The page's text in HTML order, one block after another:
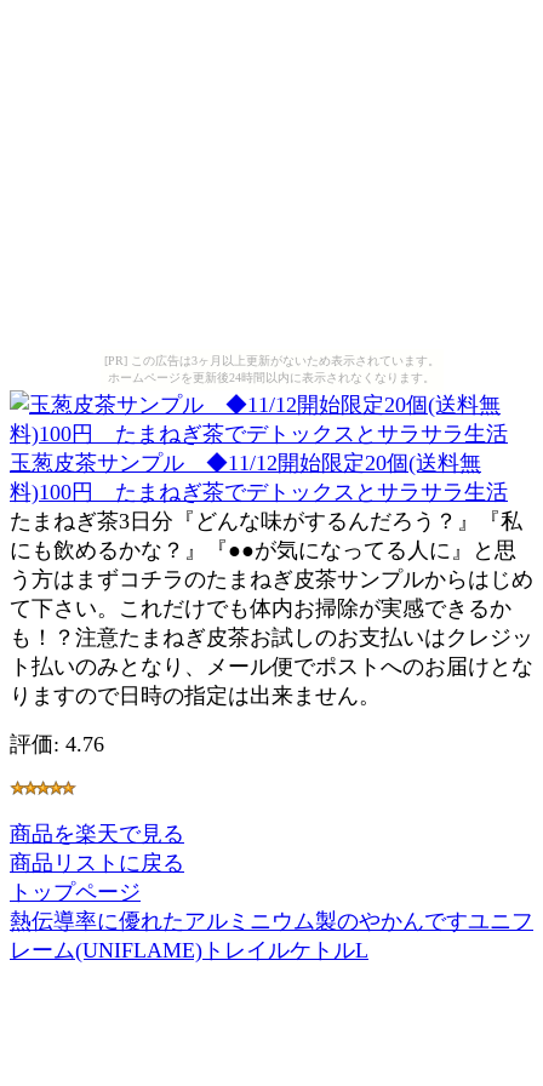
[PR] この広告は3ヶ月以上更新がないため表示されています。
ホームページを更新後24時間以内に表示されなくなります。
玉葱皮茶サンプル ◆11/12開始限定20個(送料無
料)100円 たまねぎ茶でデトックスとサラサラ生活
たまねぎ茶3日分『どんな味がするんだろう？』『私
にも飲めるかな？』『●●が気になってる人に』と思
う方はまずコチラのたまねぎ皮茶サンプルからはじめ
て下さい。これだけでも体内お掃除が実感できるか
も！？注意たまねぎ皮茶お試しのお支払いはクレジッ
ト払いのみとなり、メール便でポストへのお届けとな
りますので日時の指定は出来ません。
評価: 4.76
商品を楽天で見る
商品リストに戻る
トップページ
熱伝導率に優れたアルミニウム製のやかんですユニフ
レーム(UNIFLAME)トレイルケトルL